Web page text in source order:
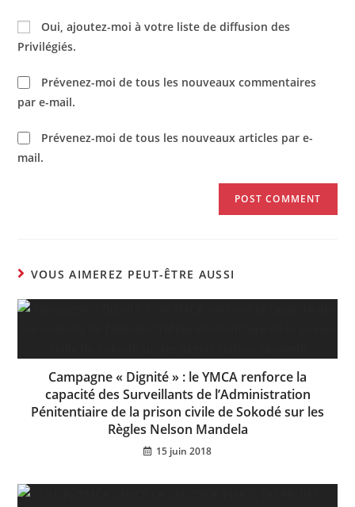
Oui, ajoutez-moi à votre liste de diffusion des
Privilégiés.
Prévenez-moi de tous les nouveaux commentaires
par e-mail.
Prévenez-moi de tous les nouveaux articles par e-
mail.
VOUS AIMEREZ PEUT-ÊTRE AUSSI
Campagne « Dignité » : le YMCA renforce la
capacité des Surveillants de l’Administration
Pénitentiaire de la prison civile de Sokodé sur les
Règles Nelson Mandela
15 juin 2018